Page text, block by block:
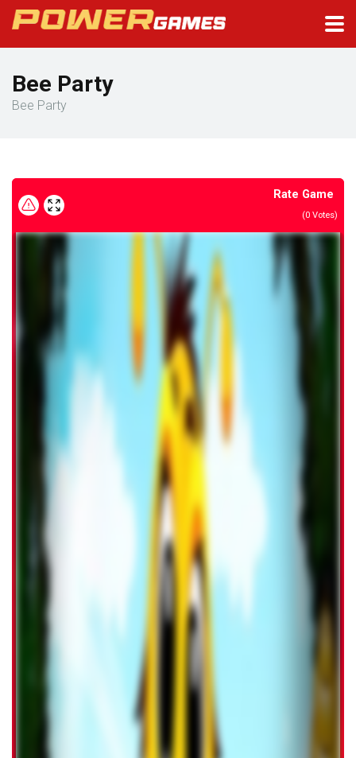
Bee Party
Bee Party
Rate Game
(0 Votes)